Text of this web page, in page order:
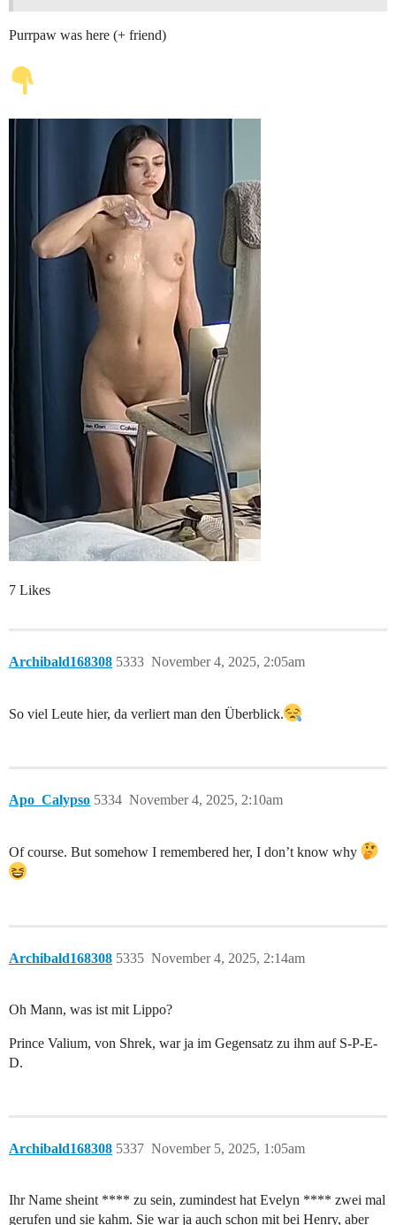
Purrpaw was here (+ friend)
7 Likes
Archibald168308 November 4, 2025, 2:05am
5333
So viel Leute hier, da verliert man den Überblick.
Apo_Calypso November 4, 2025, 2:10am
5334
Of course. But somehow I remembered her, I don’t know why
Archibald168308 November 4, 2025, 2:14am
5335
Oh Mann, was ist mit Lippo?
Prince Valium, von Shrek, war ja im Gegensatz zu ihm auf S-P-E-
D.
Archibald168308 November 5, 2025, 1:05am
5337
Ihr Name sheint **** zu sein, zumindest hat Evelyn **** zwei mal
gerufen und sie kahm. Sie war ja auch schon mit bei Henry, aber